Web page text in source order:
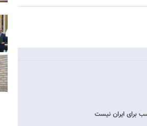
برای ایران نیست